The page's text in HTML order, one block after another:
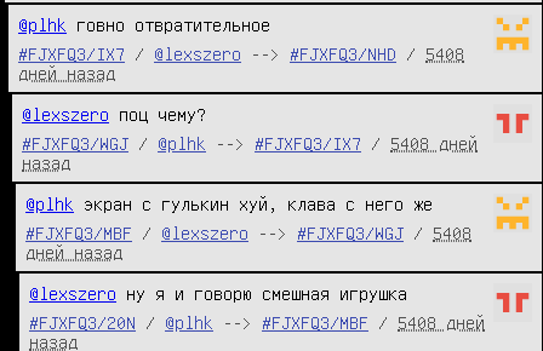
@plhk
говно отвратительное
#FJXFQ3/IX7
/ @lexszero --> #FJXFQ3/NHD / 5408
дней назад
@lexszero поц чему?
#FJXFQ3/WGJ
/ @plhk --> #FJXFQ3/IX7 / 5408 дней
назад
@plhk
экран с гулькин хуй, клава с него же
#FJXFQ3/MBF
/ @lexszero --> #FJXFQ3/WGJ / 5408
дней назад
@lexszero ну я и говорю смешная игрушка
#FJXFQ3/20N
/ @plhk --> #FJXFQ3/MBF / 5408 дней
назад